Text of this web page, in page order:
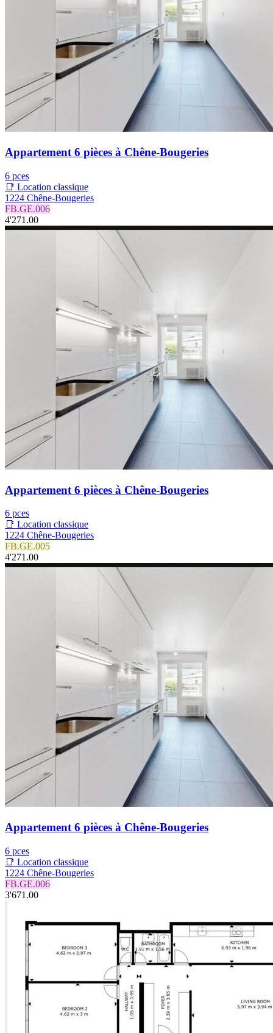
Appartement 6 pièces à Chêne-Bougeries
6 pces
📑 Location classique
1224 Chêne-Bougeries
FB.GE.006
4'271.00
Appartement 6 pièces à Chêne-Bougeries
6 pces
📑 Location classique
1224 Chêne-Bougeries
FB.GE.005
4'271.00
Appartement 6 pièces à Chêne-Bougeries
6 pces
📑 Location classique
1224 Chêne-Bougeries
FB.GE.006
3'671.00